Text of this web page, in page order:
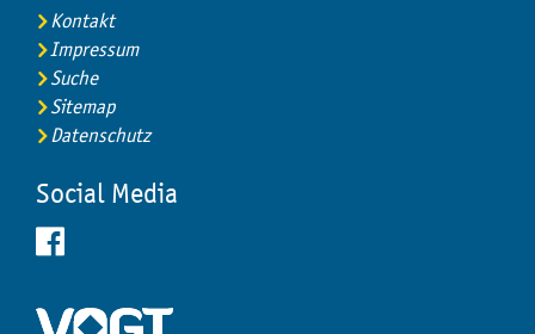
Kontakt
Impressum
Suche
Sitemap
Datenschutz
Social Media